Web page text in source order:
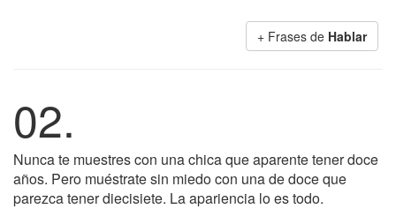
+ Frases de Hablar
02.
Nunca te muestres con una chica que aparente tener doce
años. Pero muéstrate sin miedo con una de doce que
parezca tener diecisiete. La apariencia lo es todo.